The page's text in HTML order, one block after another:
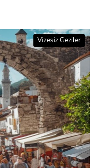
Vizesiz Geziler